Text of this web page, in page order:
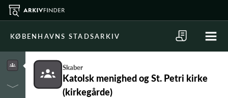
KØBENHAVNS STADSARKIV
Skaber
Katolsk menighed og St. Petri kirke
(kirkegårde)